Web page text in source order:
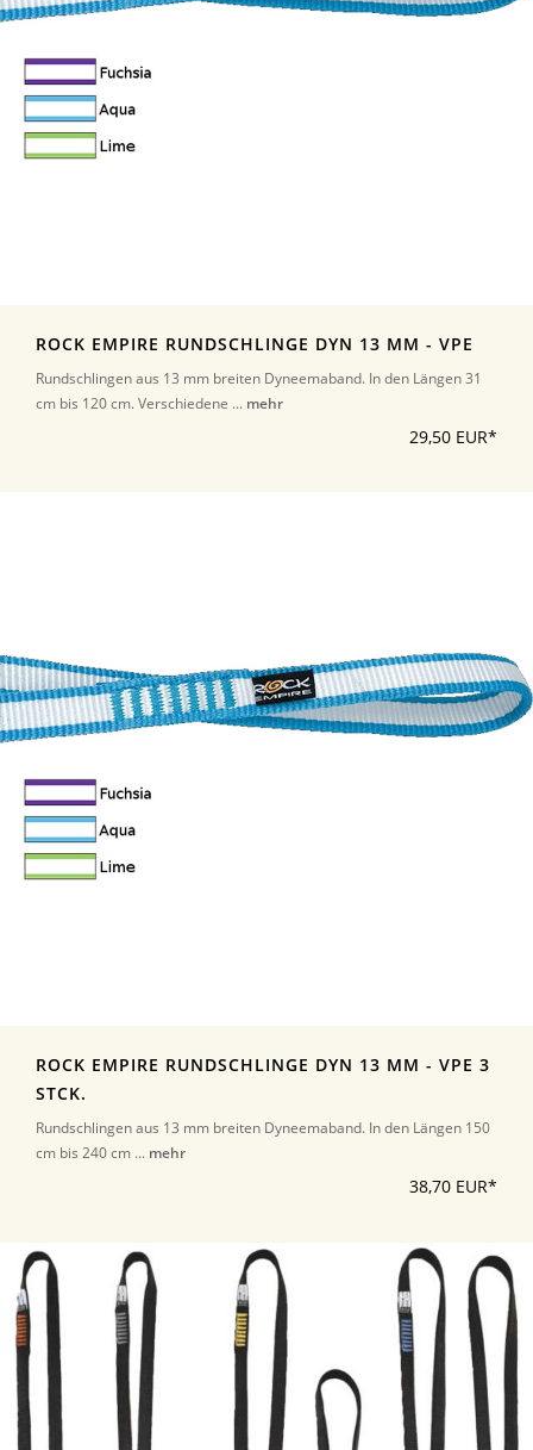
ROCK EMPIRE RUNDSCHLINGE DYN 13 MM - VPE
Rundschlingen aus 13 mm breiten Dyneemaband. In den Längen 31
cm bis 120 cm. Verschiedene ... mehr
29,50 EUR*
ROCK EMPIRE RUNDSCHLINGE DYN 13 MM - VPE 3
STCK.
Rundschlingen aus 13 mm breiten Dyneemaband. In den Längen 150
cm bis 240 cm ... mehr
38,70 EUR*